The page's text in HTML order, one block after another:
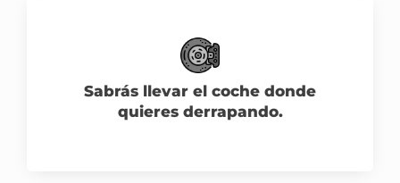
Sabrás llevar el coche donde
quieres derrapando.